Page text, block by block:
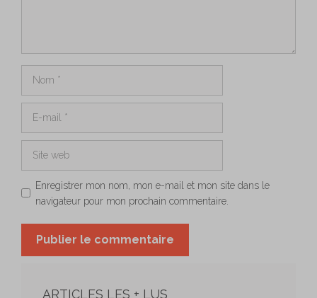
Enregistrer mon nom, mon e-mail et mon site dans le
navigateur pour mon prochain commentaire.
ARTICLES LES + LUS